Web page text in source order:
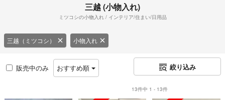
三越 (小物入れ)
ミツコシの小物入れ / インテリア/住まい/日用品
三越（ミツコシ） 小物入れ
販売中のみ おすすめ順 絞り込み
13件中 1 - 13件